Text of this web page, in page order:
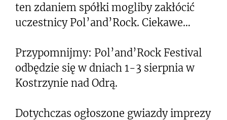
ten zdaniem spółki mogliby zakłócić
uczestnicy Pol’and’Rock. Ciekawe…
Przypomnijmy: Pol’and’Rock Festival
odbędzie się w dniach 1-3 sierpnia w
Kostrzynie nad Odrą.
Dotychczas ogłoszone gwiazdy imprezy